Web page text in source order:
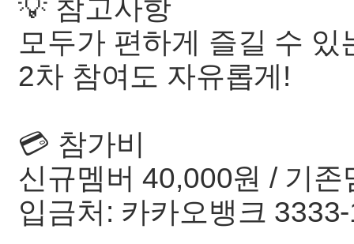
💡 참고사항
모두가 편하게 즐길 수
2차 참여도 자유롭게!
💳 참가비
신규멤버 40,000원 / 기
입금처: 카카오뱅크